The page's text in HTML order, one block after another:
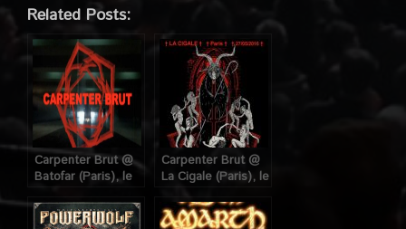
Related Posts:
Carpenter Brut @
Batofar (Paris), le
Carpenter Brut @
La Cigale (Paris), le
27 Mai 2016